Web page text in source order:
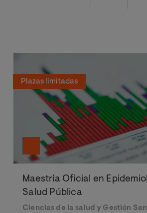
Plazas limitadas
Maestría Oficial en
Salud Pública
Ciencias de la salud y Gestión